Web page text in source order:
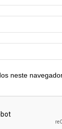
neste